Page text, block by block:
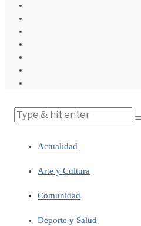
Actualidad
Arte y Cultura
Comunidad
Deporte y Salud